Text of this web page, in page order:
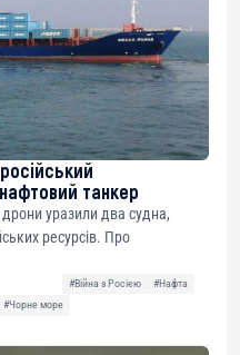
танкер
уразили два судна,
ресурсів. Про
#Війна з Росією
#Нафта
#Чорне море